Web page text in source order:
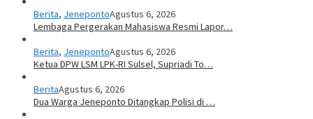
Berita, JenepontoAgustus 6, 2026
Lembaga Pergerakan Mahasiswa Resmi Lapor…
Berita, JenepontoAgustus 6, 2026
Ketua DPW LSM LPK-RI Sulsel, Supriadi To…
BeritaAgustus 6, 2026
Dua Warga Jeneponto Ditangkap Polisi di …